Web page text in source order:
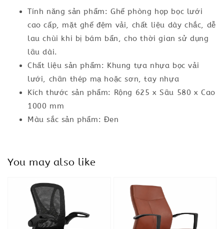
Tính năng sản phẩm: Ghế phòng họp bọc lưới
cao cấp, mặt ghế đệm vải, chất liệu dày chắc, dễ
lau chùi khi bị bám bẩn, cho thời gian sử dụng
lâu dài.
Chất liệu sản phẩm: Khung tựa nhựa bọc vải
lưới, chân thép mạ hoặc sơn, tay nhựa
Kích thước sản phẩm: Rộng 625 x Sâu 580 x Cao
1000 mm
Màu sắc sản phẩm: Đen
You may also like